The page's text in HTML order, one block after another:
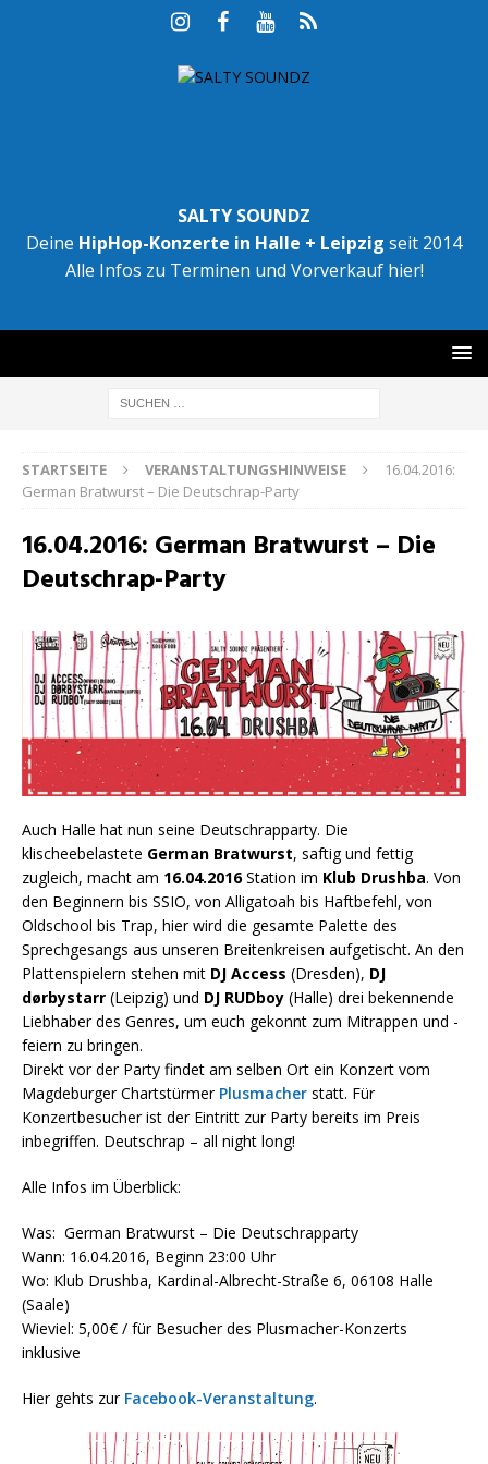
SALTY SOUNDZ
Deine HipHop-Konzerte in Halle + Leipzig seit 2014
Alle Infos zu Terminen und Vorverkauf hier!
STARTSEITE VERANSTALTUNGSHINWEISE
16.04.2016:
German Bratwurst – Die Deutschrap-Party
16.04.2016: German Bratwurst – Die
Deutschrap-Party
Auch Halle hat nun seine Deutschrapparty. Die
klischeebelastete German Bratwurst, saftig und fettig
zugleich, macht am 16.04.2016Station im Klub Drushba. Von
den Beginnern bis SSIO, von Alligatoah bis Haftbefehl, von
Oldschool bis Trap, hier wird die gesamte Palette des
Sprechgesangs aus unseren Breitenkreisen aufgetischt. An den
Plattenspielern stehen mit DJ Access (Dresden), DJ
dørbystarr (Leipzig) und DJ RUDboy (Halle) drei bekennende
Liebhaber des Genres, um euch gekonnt zum Mitrappen und -
feiern zu bringen.
Direkt vor der Party findet am selben Ort ein Konzert vom
Magdeburger Chartstürmer Plusmacher statt. Für
Konzertbesucher ist der Eintritt zur Party bereits im Preis
inbegriffen. Deutschrap – all night long!
Alle Infos im Überblick:
Was: German Bratwurst – Die Deutschrapparty
Wann: 16.04.2016, Beginn 23:00 Uhr
Wo: Klub Drushba, Kardinal-Albrecht-Straße 6, 06108 Halle
(Saale)
Wieviel: 5,00€ / für Besucher des Plusmacher-Konzerts
inklusive
Hier gehts zur Facebook-Veranstaltung.